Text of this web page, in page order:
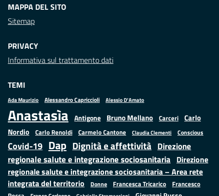
MAPPA DEL SITO
Sitemap
PRIVACY
Informativa sul trattamento dati
TEMI
Ada Maurizio Alessandro Capriccioli Alessio D'Amato
Anastasìa Antigone Bruno Mellano Carceri
Carlo
Nordio Carlo Renoldi Carmelo Cantone Claudia Clementi Conscious
Covid-19 Dap Dignità e affettività Direzione
regionale salute e integrazione sociosanitaria Direzione
regionale salute e integrazione sociosanitaria – Area rete
integrata del territorio
Donne Francesca Tricarico
Francesco